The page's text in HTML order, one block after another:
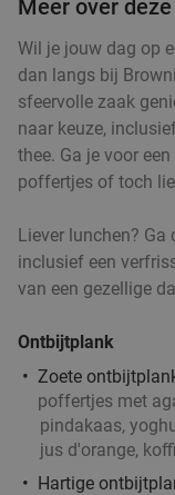
Meer over
Wil je jouw dag op
dan langs bij
sfeervolle zaak
naar keuze,
thee. Ga je voor
poffertjes of toch
Liever lunchen? Ga
inclusief een
van een gezellige
Ontbijtplank
Zoete
poffertjes met
pindakaas,
jus d'orange,
Hartige